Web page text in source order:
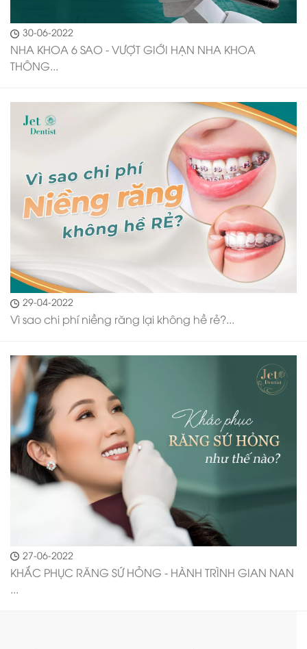
30-06-2022
NHA KHOA 6 SAO - VƯỢT GIỚI HẠN NHA KHOA
THÔNG...
29-04-2022
Vì sao chi phí niềng răng lại không hề rẻ?...
27-06-2022
KHẮC PHỤC RĂNG SỨ HỎNG - HÀNH TRÌNH GIAN NAN
...